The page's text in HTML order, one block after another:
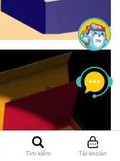
Tìm kiếm Tài khoản